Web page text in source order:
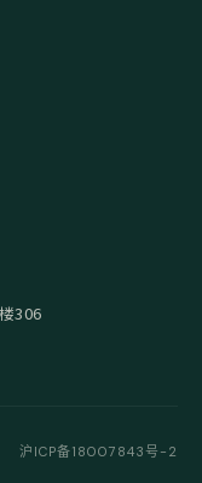
306
沪ICP备18007843号-2